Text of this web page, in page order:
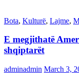
Bota, Kulturë, Lajme,
E megjithatë
shqiptarët
adminadmin March 3,